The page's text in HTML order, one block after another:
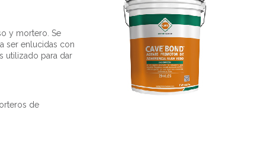
y mortero. Se
ser enlucidas con
utilizado para dar
de